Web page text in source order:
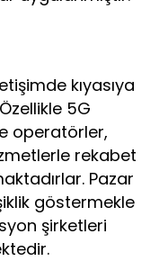
kıyasıya
5G
operatörler,
rekabet
Pazar
göstermekle
şirketleri